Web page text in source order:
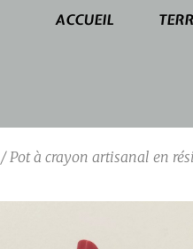
ACCUEIL
/ Pot à crayon artisanal en